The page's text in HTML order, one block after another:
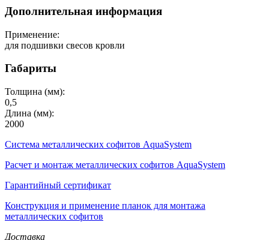
Дополнительная информация
Применение:
для подшивки свесов кровли
Габариты
Толщина (мм):
0,5
Длина (мм):
2000
Система металлических софитов AquaSystem
Расчет и монтаж металлических софитов AquaSystem
Гарантийный сертификат
Конструкция и применение планок для монтажа
металлических софитов
Доставка